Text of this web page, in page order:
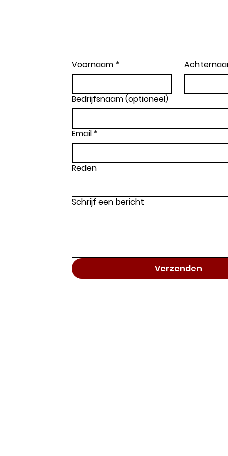
Voornaam *
Bedrijfsnaam (optioneel)
Email *
Reden
Schrijf een bericht
Verzenden